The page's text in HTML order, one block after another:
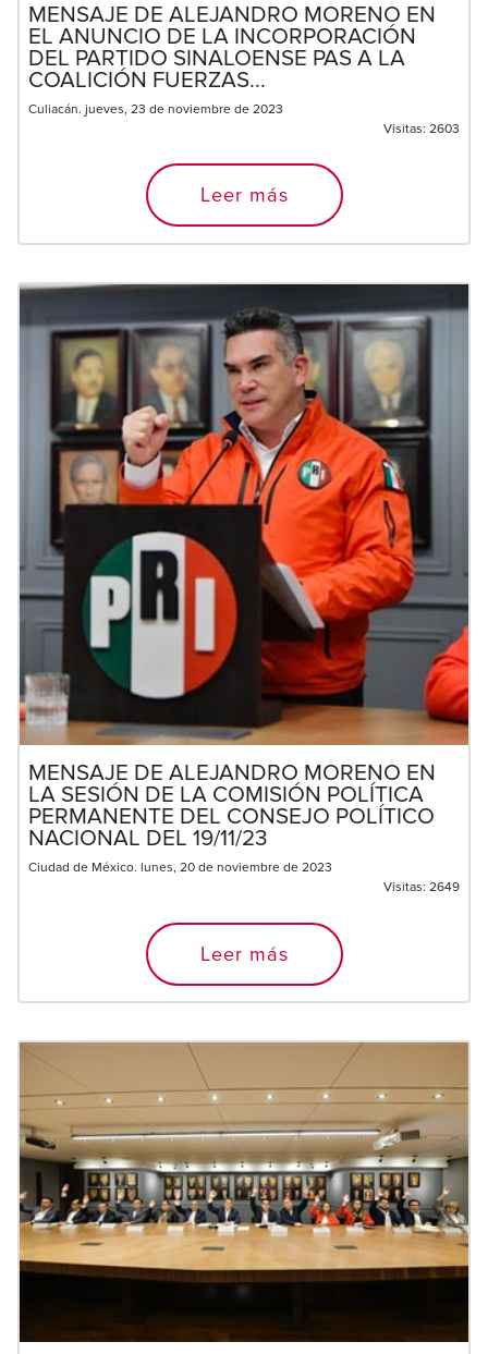
MENSAJE DE ALEJANDRO MORENO EN
EL ANUNCIO DE LA INCORPORACIÓN
DEL PARTIDO SINALOENSE PAS A LA
COALICIÓN FUERZAS...
Culiacán. jueves, 23 de noviembre de 2023
Visitas: 2603
Leer más
MENSAJE DE ALEJANDRO MORENO EN
LA SESIÓN DE LA COMISIÓN POLÍTICA
PERMANENTE DEL CONSEJO POLÍTICO
NACIONAL DEL 19/11/23
Ciudad de México. lunes, 20 de noviembre de 2023
Visitas: 2649
Leer más